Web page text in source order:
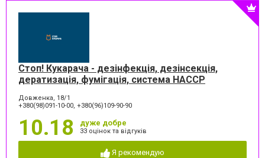
Стоп! Кукарача - дезінфекція, дезінсекція,
дератизація, фумігація, система HACCP
Довженка, 18/1
+380(98)091-10-00, +380(96)109-90-90
10.18 дуже добре
33 оцінок та відгуків
Я рекомендую